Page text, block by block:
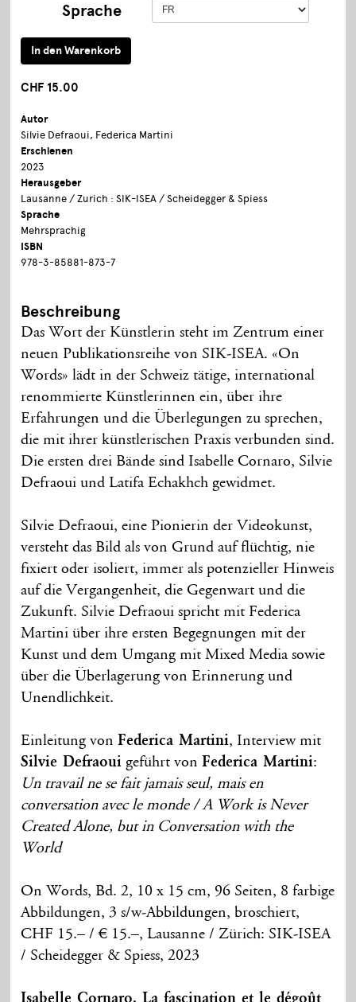
Sprache
CHF 15.00
Autor
Silvie Defraoui, Federica Martini
Erschienen
2023
Herausgeber
Lausanne / Zurich : SIK-ISEA / Scheidegger & Spiess
Sprache
Mehrsprachig
ISBN
978-3-85881-873-7
Beschreibung
Das Wort der Künstlerin steht im Zentrum einer
neuen Publikationsreihe von SIK-ISEA. «On
Words» lädt in der Schweiz tätige, international
renommierte Künstlerinnen ein, über ihre
Erfahrungen und die Überlegungen zu sprechen,
die mit ihrer künstlerischen Praxis verbunden sind.
Die ersten drei Bände sind Isabelle Cornaro, Silvie
Defraoui und Latifa Echakhch gewidmet.
Silvie Defraoui, eine Pionierin der Videokunst,
versteht das Bild als von Grund auf flüchtig, nie
fixiert oder isoliert, immer als potenzieller Hinweis
auf die Vergangenheit, die Gegenwart und die
Zukunft. Silvie Defraoui spricht mit Federica
Martini über ihre ersten Begegnungen mit der
Kunst und dem Umgang mit Mixed Media sowie
über die Überlagerung von Erinnerung und
Unendlichkeit.
Einleitung vonFederica Martini, Interview mit
Silvie Defraoui geführt vonFederica Martini:
Un travail ne se fait jamais seul, mais en
conversation avec le monde / A Work is Never
Created Alone, but in Conversation with the
World
On Words, Bd. 2, 10 x 15 cm, 96 Seiten, 8 farbige
Abbildungen, 3 s/w-Abbildungen, broschiert,
CHF 15.– / € 15.–, Lausanne / Zürich: SIK-ISEA
/ Scheidegger & Spiess, 2023